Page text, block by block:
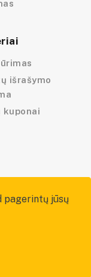
išrašymo
kuponai
pagerintų jūsų